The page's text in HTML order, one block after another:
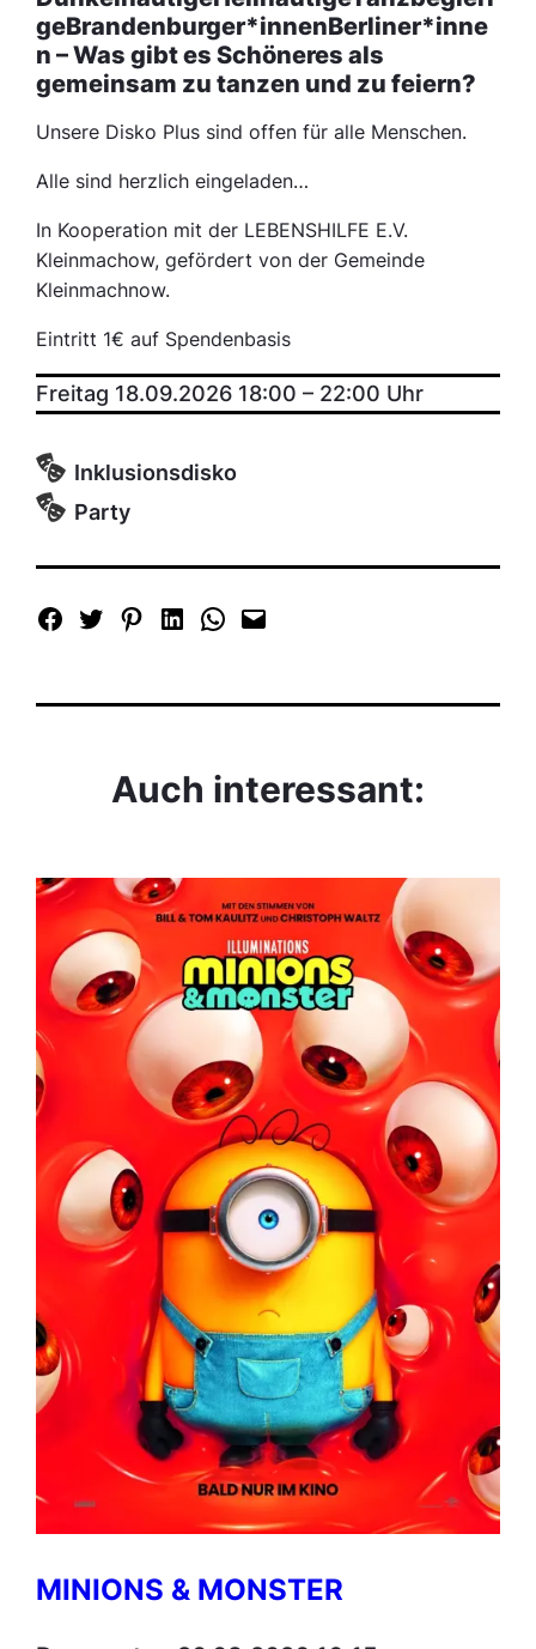
geBrandenburger*innenBerliner*inne
n – Was gibt es Schöneres als
gemeinsam zu tanzen und zu feiern?
Unsere Disko Plus sind offen für alle Menschen.
Alle sind herzlich eingeladen…
In Kooperation mit der LEBENSHILFE E.V.
Kleinmachow, gefördert von der Gemeinde
Kleinmachnow.
Eintritt 1€ auf Spendenbasis
Freitag 18.09.2026 18:00 – 22:00 Uhr
Inklusionsdisko
Party
Auch interessant:
MINIONS & MONSTER